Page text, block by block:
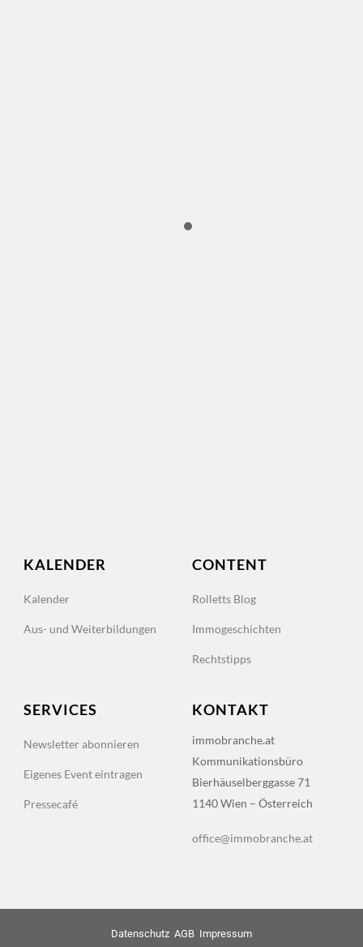
KALENDER
Kalender
Aus- und Weiterbildungen
CONTENT
Rolletts Blog
Immogeschichten
Rechtstipps
SERVICES
Newsletter abonnieren
Eigenes Event eintragen
Pressecafé
KONTAKT
immobranche.at
Kommunikationsbüro
Bierhäuselberggasse 71
1140 Wien – Österreich
office@immobranche.at
Datenschutz AGB Impressum